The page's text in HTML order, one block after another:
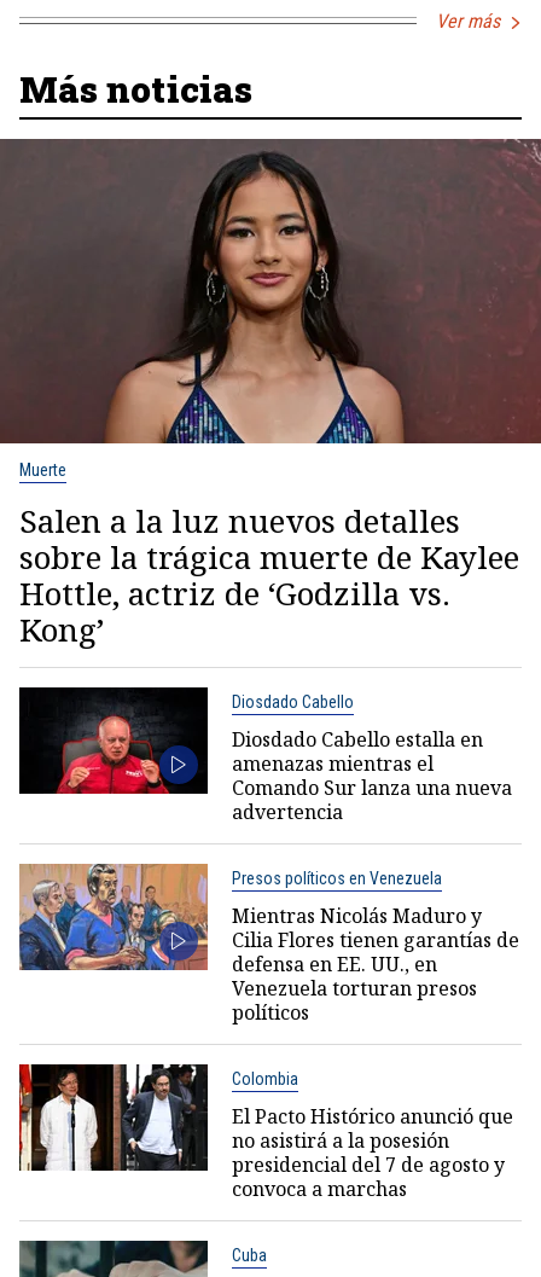
Ver más
Más noticias
Muerte
Salen a la luz nuevos detalles
sobre la trágica muerte de Kaylee
Hottle, actriz de ‘Godzilla vs.
Kong’
Diosdado Cabello
Diosdado Cabello estalla en
amenazas mientras el
Comando Sur lanza una nueva
advertencia
Presos políticos en Venezuela
Mientras Nicolás Maduro y
Cilia Flores tienen garantías de
defensa en EE. UU., en
Venezuela torturan presos
políticos
Colombia
El Pacto Histórico anunció que
no asistirá a la posesión
presidencial del 7 de agosto y
convoca a marchas
Cuba